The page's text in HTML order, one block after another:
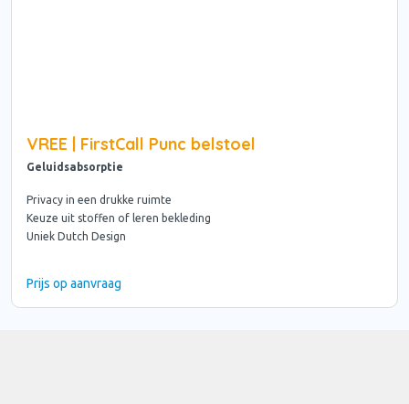
VREE | FirstCall Punc belstoel
Geluidsabsorptie
Privacy in een drukke ruimte
Keuze uit stoffen of leren bekleding
Uniek Dutch Design
Prijs op aanvraag